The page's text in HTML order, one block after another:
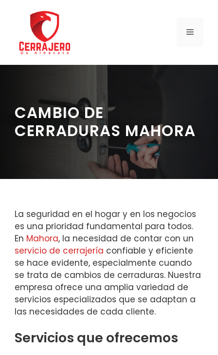
contenido
MENÚ
CAMBIO DE
CERRADURAS MAHORA
La seguridad en el hogar y en los negocios
es una prioridad fundamental para todos.
En Mahora, la necesidad de contar con un
servicio de cerrajería confiable y eficiente
se hace evidente, especialmente cuando
se trata de cambios de cerraduras. Nuestra
empresa ofrece una amplia variedad de
servicios especializados que se adaptan a
las necesidades de cada cliente.
Servicios que ofrecemos